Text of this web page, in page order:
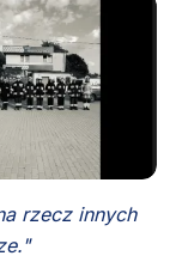
rzecz innych